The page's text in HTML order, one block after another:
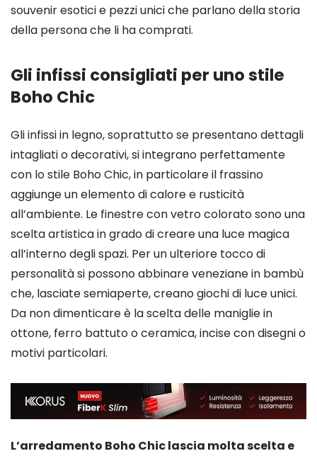
souvenir esotici e pezzi unici che parlano della storia
della persona che li ha comprati.
Gli infissi consigliati per uno stile
Boho Chic
Gli infissi in legno, soprattutto se presentano dettagli
intagliati o decorativi, si integrano perfettamente
con lo stile Boho Chic, in particolare il frassino
aggiunge un elemento di calore e rusticità
all’ambiente. Le finestre con vetro colorato sono una
scelta artistica in grado di creare una luce magica
all’interno degli spazi. Per un ulteriore tocco di
personalità si possono abbinare veneziane in bambù
che, lasciate semiaperte, creano giochi di luce unici.
Da non dimenticare è la scelta delle maniglie in
ottone, ferro battuto o ceramica, incise con disegni o
motivi particolari.
L’arredamento Boho Chic lascia molta scelta e